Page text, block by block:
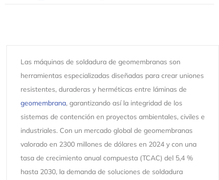
Las máquinas de soldadura de geomembranas son
herramientas especializadas diseñadas para crear uniones
resistentes, duraderas y herméticas entre láminas de
geomembrana, garantizando así la integridad de los
sistemas de contención en proyectos ambientales, civiles e
industriales. Con un mercado global de geomembranas
valorado en 2300 millones de dólares en 2024 y con una
tasa de crecimiento anual compuesta (TCAC) del 5,4 %
hasta 2030, la demanda de soluciones de soldadura